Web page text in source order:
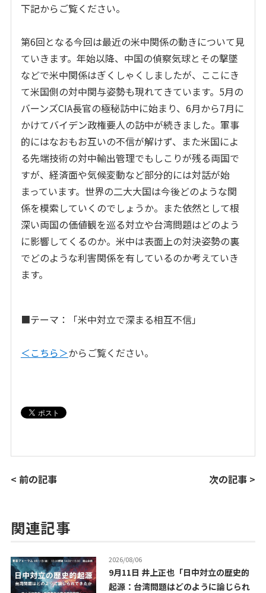
下記からご覧ください。
第6回となる今回は最近の米中関係の動きについて見
ていきます。年始以降、中国の偵察気球とその撃墜
などで米中関係はぎくしゃくしましたが、ここにき
て米国側の対中関与姿勢も現れてきています。5月の
バーンズCIA長官の極秘訪中に始まり、6月から7月に
かけてバイデン政権要人の訪中が続きました。軍事
的にはなおもお互いの不信が解けず、また米国によ
る先端技術の対中輸出管理でもしこりが残る両国で
すが、経済面や気候変動など部分的には対話が始
まっています。世界の二大大国は今後どのような関
係を模索していくのでしょうか。また依然として根
深い両国の価値観を巡る対立や台湾問題はどのよう
に影響してくるのか。米中は表面上の対決姿勢の裏
でどのような利害関係を有しているのか考えていき
ます。
■テーマ：「米中対立で深まる相互不信」
＜こちら＞からご覧ください。
< 前の記事 次の記事 >
関連記事
2026/08/06
9月11日 井上正也「日中対立の歴史的
起源：台湾問題はどのように論じられ